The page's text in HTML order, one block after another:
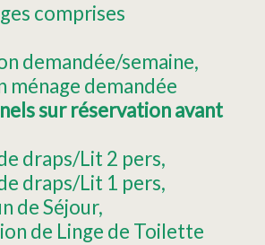
comprises
demandée/semaine
ménage demandée
sur réservation avant
draps/Lit 2 pers
draps/Lit 1 pers
de Séjour
de Linge de Toilette